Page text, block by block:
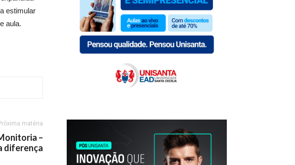
estimular
aula.
matéria
–
diferença